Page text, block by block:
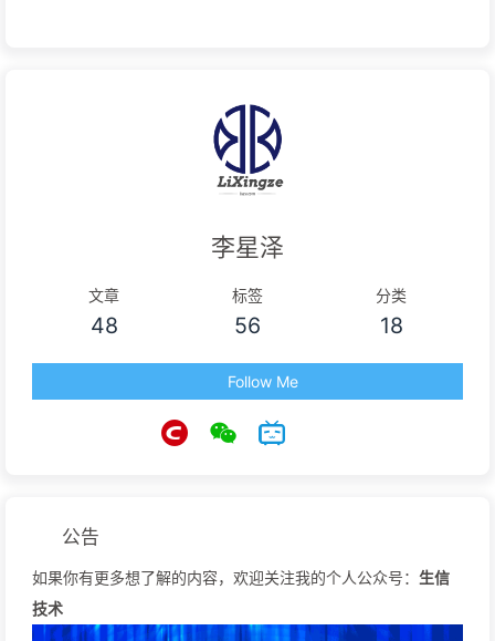
李星泽
文章
48
标签
56
分类
18
Follow Me
公告
如果你有更多想了解的内容，欢迎关注我的个人公众号： 生信
技术